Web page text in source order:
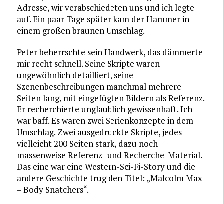
Adresse, wir verabschiedeten uns und ich legte
auf. Ein paar Tage später kam der Hammer in
einem großen braunen Umschlag.
Peter beherrschte sein Handwerk, das dämmerte
mir recht schnell. Seine Skripte waren
ungewöhnlich detailliert, seine
Szenenbeschreibungen manchmal mehrere
Seiten lang, mit eingefügten Bildern als Referenz.
Er recherchierte unglaublich gewissenhaft. Ich
war baff. Es waren zwei Serienkonzepte in dem
Umschlag. Zwei ausgedruckte Skripte, jedes
vielleicht 200 Seiten stark, dazu noch
massenweise Referenz- und Recherche-Material.
Das eine war eine Western-Sci-Fi-Story und die
andere Geschichte trug den Titel: „Malcolm Max
– Body Snatchers“.